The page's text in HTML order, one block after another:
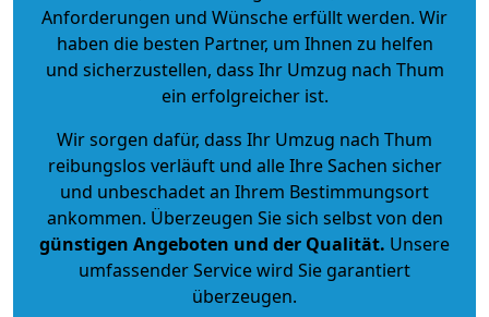
Anforderungen und Wünsche erfüllt werden. Wir
haben die besten Partner, um Ihnen zu helfen
und sicherzustellen, dass Ihr Umzug nach Thum
ein erfolgreicher ist.
Wir sorgen dafür, dass Ihr Umzug nach Thum
reibungslos verläuft und alle Ihre Sachen sicher
und unbeschadet an Ihrem Bestimmungsort
ankommen. Überzeugen Sie sich selbst von den
günstigen Angeboten und der Qualität. Unsere
umfassender Service wird Sie garantiert
überzeugen.